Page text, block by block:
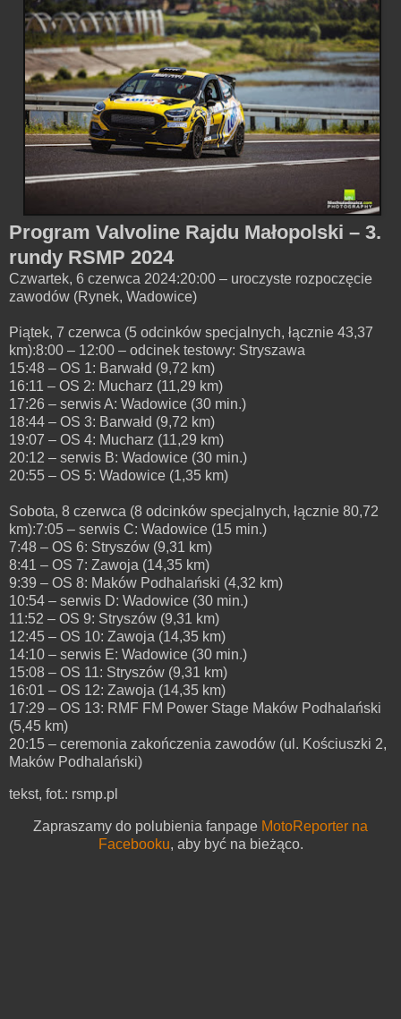
Program Valvoline Rajdu Małopolski – 3.
rundy RSMP 2024
Czwartek, 6 czerwca 2024:20:00 – uroczyste rozpoczęcie
zawodów (Rynek, Wadowice)
Piątek, 7 czerwca (5 odcinków specjalnych, łącznie 43,37
km):8:00 – 12:00 – odcinek testowy: Stryszawa
15:48 – OS 1: Barwałd (9,72 km)
16:11 – OS 2: Mucharz (11,29 km)
17:26 – serwis A: Wadowice (30 min.)
18:44 – OS 3: Barwałd (9,72 km)
19:07 – OS 4: Mucharz (11,29 km)
20:12 – serwis B: Wadowice (30 min.)
20:55 – OS 5: Wadowice (1,35 km)
Sobota, 8 czerwca (8 odcinków specjalnych, łącznie 80,72
km):7:05 – serwis C: Wadowice (15 min.)
7:48 – OS 6: Stryszów (9,31 km)
8:41 – OS 7: Zawoja (14,35 km)
9:39 – OS 8: Maków Podhalański (4,32 km)
10:54 – serwis D: Wadowice (30 min.)
11:52 – OS 9: Stryszów (9,31 km)
12:45 – OS 10: Zawoja (14,35 km)
14:10 – serwis E: Wadowice (30 min.)
15:08 – OS 11: Stryszów (9,31 km)
16:01 – OS 12: Zawoja (14,35 km)
17:29 – OS 13: RMF FM Power Stage Maków Podhalański
(5,45 km)
20:15 – ceremonia zakończenia zawodów (ul. Kościuszki 2,
Maków Podhalański)
tekst, fot.: rsmp.pl
Zapraszamy do polubienia fanpage MotoReporter na
Facebooku, aby być na bieżąco.